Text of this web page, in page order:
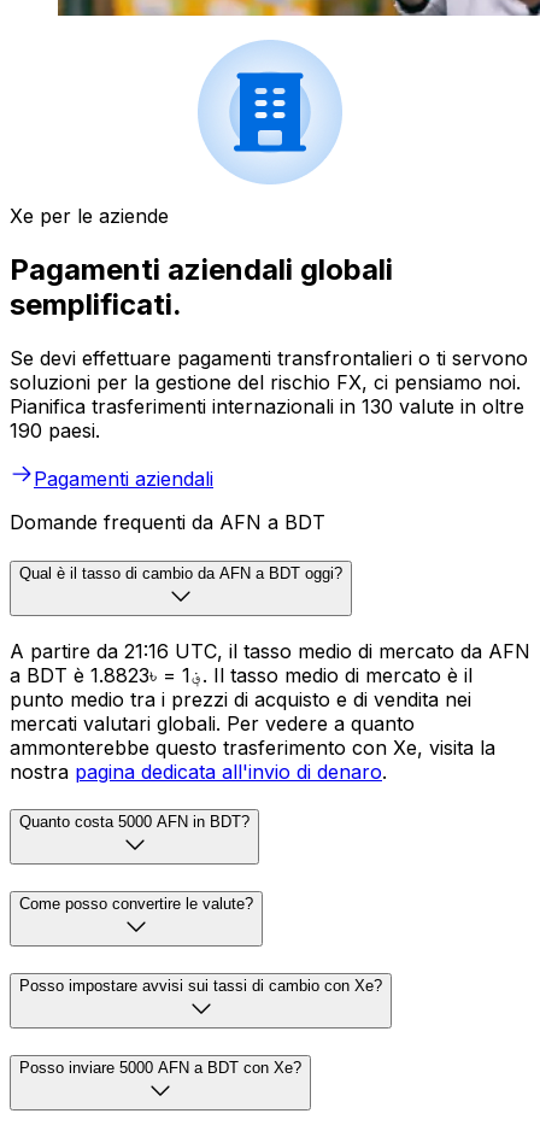
Xe per le aziende
Pagamenti aziendali globali
semplificati.
Se devi effettuare pagamenti transfrontalieri o ti servono
soluzioni per la gestione del rischio FX, ci pensiamo noi.
Pianifica trasferimenti internazionali in 130 valute in oltre
190 paesi.
Pagamenti aziendali
Domande frequenti da AFN a BDT
Qual è il tasso di cambio da AFN a BDT oggi?
A partire da 21:16 UTC, il tasso medio di mercato da AFN
a BDT è ؋1 = ৳1.8823. Il tasso medio di mercato è il
punto medio tra i prezzi di acquisto e di vendita nei
mercati valutari globali. Per vedere a quanto
ammonterebbe questo trasferimento con Xe, visita la
nostra pagina dedicata all'invio di denaro.
Quanto costa 5000 AFN in BDT?
Come posso convertire le valute?
Posso impostare avvisi sui tassi di cambio con Xe?
Posso inviare 5000 AFN a BDT con Xe?